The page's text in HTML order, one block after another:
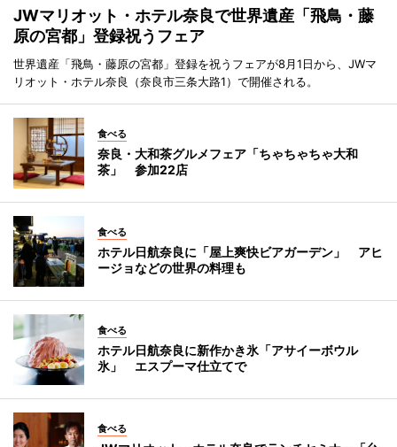
JWマリオット・ホテル奈良で世界遺産「飛鳥・藤
原の宮都」登録祝うフェア
世界遺産「飛鳥・藤原の宮都」登録を祝うフェアが8月1日から、JWマ
リオット・ホテル奈良（奈良市三条大路1）で開催される。
食べる
奈良・大和茶グルメフェア「ちゃちゃちゃ大和
茶」 参加22店
食べる
ホテル日航奈良に「屋上爽快ビアガーデン」 アヒ
ージョなどの世界の料理も
食べる
ホテル日航奈良に新作かき氷「アサイーボウル
氷」 エスプーマ仕立てで
食べる